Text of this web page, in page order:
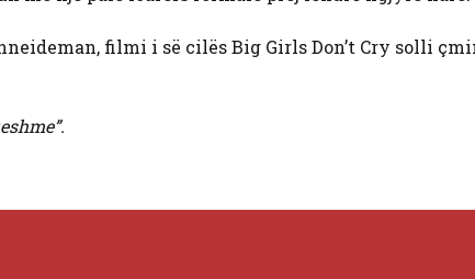
filmi i së cilës Big Girls Don’t Cry solli